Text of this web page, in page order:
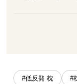
#低反発 枕 #